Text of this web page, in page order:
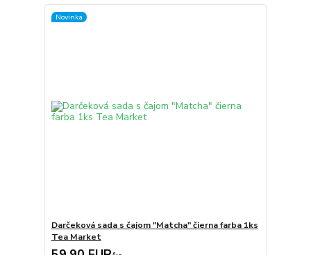
Novinka
Darčeková sada s čajom "Matcha" čierna farba 1ks
Tea Market